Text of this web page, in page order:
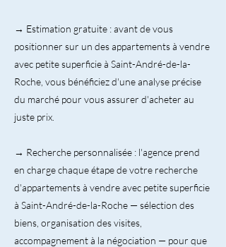
→ Estimation gratuite : avant de vous
positionner sur un des appartements à vendre
avec petite superficie à Saint-André-de-la-
Roche, vous bénéficiez d'une analyse précise
du marché pour vous assurer d'acheter au
juste prix.
→ Recherche personnalisée : l'agence prend
en charge chaque étape de votre recherche
d'appartements à vendre avec petite superficie
à Saint-André-de-la-Roche — sélection des
biens, organisation des visites,
accompagnement à la négociation — pour que